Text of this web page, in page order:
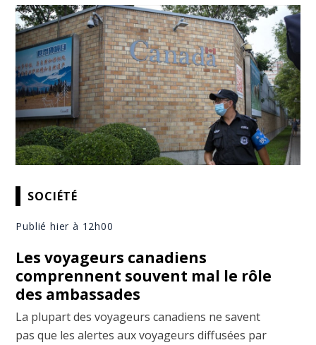
SOCIÉTÉ
Publié hier à 12h00
Les voyageurs canadiens
comprennent souvent mal le rôle
des ambassades
La plupart des voyageurs canadiens ne savent
pas que les alertes aux voyageurs diffusées par